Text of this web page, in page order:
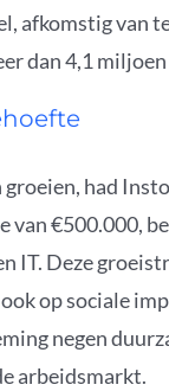
afkomstig van
dan 4,1
had
van €500.000,
IT. Deze
op sociale
negen
arbeidsmarkt.